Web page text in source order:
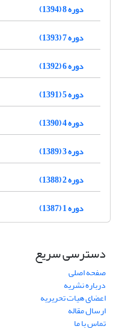
دوره 8 (1394)
دوره 7 (1393)
دوره 6 (1392)
دوره 5 (1391)
دوره 4 (1390)
دوره 3 (1389)
دوره 2 (1388)
دوره 1 (1387)
دسترسی سریع
صفحه اصلی
درباره نشریه
اعضای هیات تحریریه
ارسال مقاله
تماس با ما